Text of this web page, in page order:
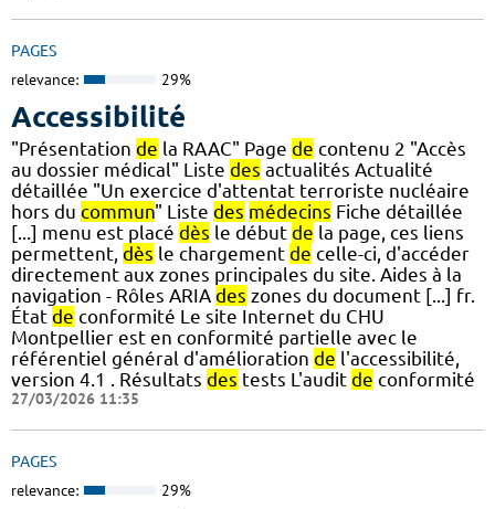
PAGES
relevance: 29%
Accessibilité
"Présentation de la RAAC" Page de contenu 2 "Accès
au dossier médical" Liste des actualités Actualité
détaillée "Un exercice d'attentat terroriste nucléaire
hors du commun" Liste des médecins Fiche détaillée
[...] menu est placé dès le début de la page, ces liens
permettent, dès le chargement de celle-ci, d'accéder
directement aux zones principales du site. Aides à la
navigation - Rôles ARIA des zones du document [...] fr.
État de conformité Le site Internet du CHU
Montpellier est en conformité partielle avec le
référentiel général d'amélioration de l'accessibilité,
version 4.1 . Résultats des tests L'audit de conformité
27/03/2026 11:35
PAGES
relevance: 29%